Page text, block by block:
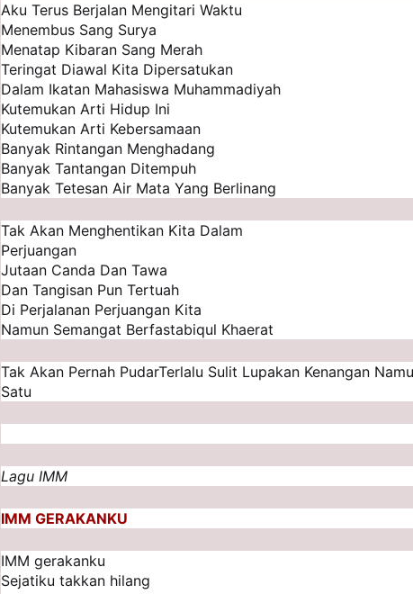
Aku Terus Berjalan Mengitari Waktu
Menembus Sang Surya
Menatap Kibaran Sang Merah
Teringat Diawal Kita Dipersatukan
Dalam Ikatan Mahasiswa Muhammadiyah
Kutemukan Arti Hidup Ini
Kutemukan Arti Kebersamaan
Banyak Rintangan Menghadang
Banyak Tantangan Ditempuh
Banyak Tetesan Air Mata Yang Berlinang
Tak Akan Menghentikan Kita Dalam
Perjuangan
Jutaan Canda Dan Tawa
Dan Tangisan Pun Tertuah
Di Perjalanan Perjuangan Kita
Namun Semangat Berfastabiqul Khaerat
Tak Akan Pernah PudarTerlalu Sulit Lupakan Kenangan
Satu
Lagu IMM
IMM GERAKANKU
IMM gerakanku
Sejatiku takkan hilang